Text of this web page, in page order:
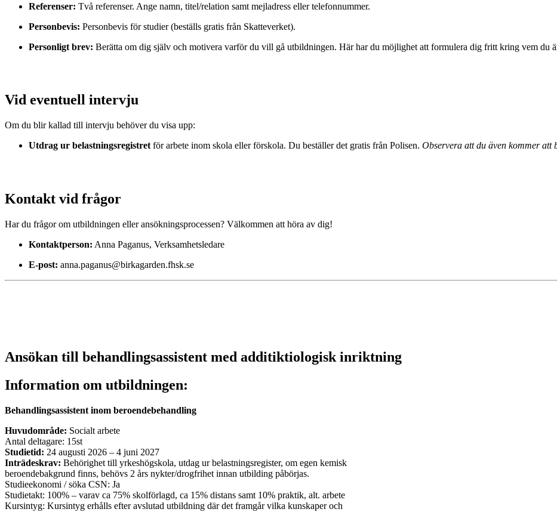
Referenser: Två referenser. Ange namn, titel/relation samt mejladress eller telefonnummer.
Personbevis: Personbevis för studier (beställs gratis från Skatteverket).
Personligt brev: Berätta om dig själv och motivera varför du vill gå utbildningen. Här har du möjlighet att formulera dig fritt kring vem du
Vid eventuell intervju
Om du blir kallad till intervju behöver du visa upp:
Utdrag ur belastningsregistret för arbete inom skola eller förskola. Du beställer det gratis från Polisen. Observera att du även kommer att
Kontakt vid frågor
Har du frågor om utbildningen eller ansökningsprocessen? Välkommen att höra av dig!
Kontaktperson: Anna Paganus, Verksamhetsledare
E-post: anna.paganus@birkagarden.fhsk.se
Ansökan till behandlingsassistent med additiktiologisk inriktning
Information om utbildningen:
Behandlingsassistent inom beroendebehandling
Huvudområde: Socialt arbete
Antal deltagare: 15st
Studietid: 24 augusti 2026 – 4 juni 2027
Inträdeskrav: Behörighet till yrkeshögskola, utdag ur belastningsregister, om egen kemisk
beroendebakgrund finns, behövs 2 års nykter/drogfrihet innan utbilding påbörjas.
Studieekonomi / söka CSN: Ja
Studietakt: 100% – varav ca 75% skolförlagd, ca 15% distans samt 10% praktik, alt. arbete
Kursintyg: Kursintyg erhålls efter avslutad utbildning där det framgår vilka kunskaper och